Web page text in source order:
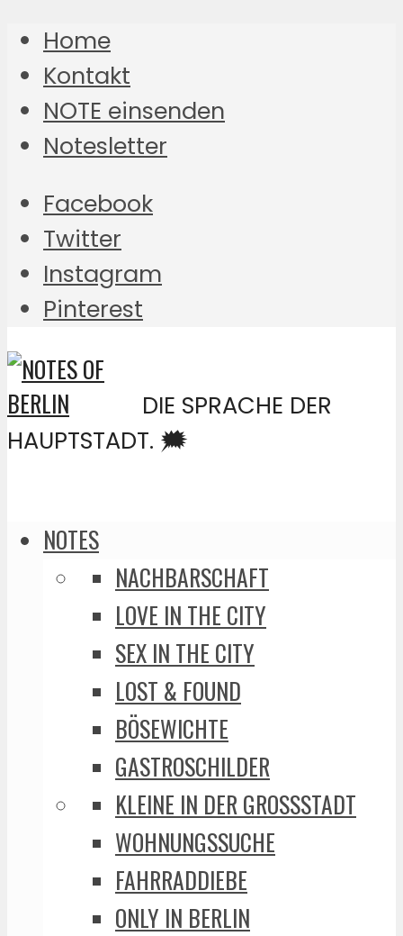
Home
Kontakt
NOTE einsenden
Notesletter
Facebook
Twitter
Instagram
Pinterest
DIE SPRACHE DER
HAUPTSTADT. 🗯️
NOTES
NACHBARSCHAFT
LOVE IN THE CITY
SEX IN THE CITY
LOST & FOUND
BÖSEWICHTE
GASTROSCHILDER
KLEINE IN DER GROSSSTADT
WOHNUNGSSUCHE
FAHRRADDIEBE
ONLY IN BERLIN